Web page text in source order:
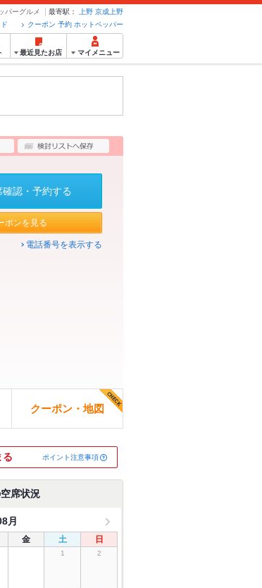
パーグルメ 最寄駅： 上野 京成上野
クーポン 予約 ホットペッパー
最近見たお店 マイメニュー
確認・予約する
ポンを見る
電話番号を表示する
クーポン・地図
る ポイント注意事項
席状況
月
金 土 日
1 2